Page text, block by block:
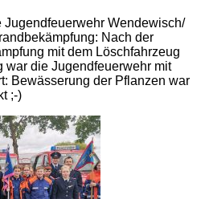
Wendewisch/
Nach der
mit dem Löschfahrzeug
war die Jugendfeuerwehr mit
Bewässerung der Pflanzen war
;-)